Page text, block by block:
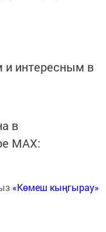
интересным в
в
MАХ:
«Көмеш кыңгырау»